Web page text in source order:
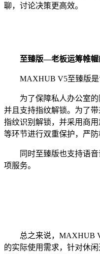
聊，讨论决策更高效。
至臻版—老板运筹帷幄
MAXHUB V5至臻版是
为了保障私人办公室的
并且支持指纹解锁。为了
指纹识别解锁，并采用商
等环节进行双重保护，严防
同时至臻版也支持语音
项服务。
总之来说，MAXHUB
的实际使用需求，针对休